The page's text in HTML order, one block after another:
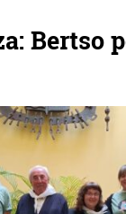
Bertso